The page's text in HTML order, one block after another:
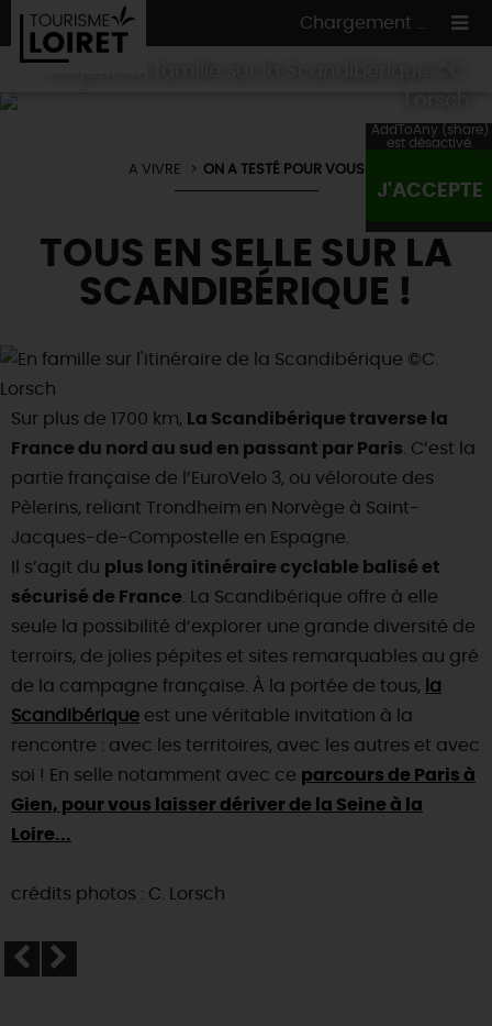
Chargement ...
ON A TESTÉ POUR VOUS
LES INCONTOURNABLES MADE IN LOIRET
HÉBERGEMENTS
INSOLITES
RÉSERVERMAINTENANT
CULTURE
VILLES & VILLAGES
TOUTES LES VISITES
& BALADES
TOUS À L'EAU !
EN MODENATURE& AVENTURE
...ET AUSSI
TOUTES LES ACTIVITÉS
Où manger
Maîtres
Nos marchés
Artistes et Artisans d'Art
Nosspécialités du terroir etproducteurs
Visites gourmandesetcréatives
Vins etvignobles
Chic, une aire de pique-nique
Par ici lesguinguettes
Que rapporter du Loiret ?
La Route desMétiers d'Art
TOUT L'ART DE VIVRE
Téléchargez le Guide de l'été 2026 🤽🌞
Avis de fraicheur ici pour éviter la chaleur 🥵
Des vacances auprès des animaux 🐎
(re)Découvrir les coulisses de la Faïencerie de
Expérimenterles parcours Baludik🕵️
Une saison de festivals 🎉
Rendez-vous de la nature en 2026
Des sorties en famille dans le Loiret !
Programme des animations "Loiret au fil de l'eau"
TOURISME &HANDICAP
SE REPÉRER,SE DÉPLACER
INFOS &
RÉSERVERMAINTENANT
A VIVRE ON A TESTÉ POUR VOUS
TOUS EN SELLE SUR LA
SCANDIBÉRIQUE !
Sur plus de 1700 km, La Scandibérique traverse la
France du nord au sud en passant par Paris . C’est la
partie française de l’EuroVelo 3, ou véloroute des
Pèlerins, reliant Trondheim en Norvège à Saint-
Jacques-de-Compostelle en Espagne.
Il s’agit du plus long itinéraire cyclable balisé et
sécurisé de France . La Scandibérique offre à elle
seule la possibilité d’explorer une grande diversité de
terroirs, de jolies pépites et sites remarquables au gré
de la campagne française. À la portée de tous,
la
Scandibérique est une véritable invitation à la
rencontre : avec les territoires, avec les autres et avec
soi ! En selle notamment avec ce parcours de Paris à
Gien, pour vous laisser dériver de la Seine à la
Loire...
crédits photos : C. Lorsch
AddToAny (share)
est désactivé.
J'ACCEPTE